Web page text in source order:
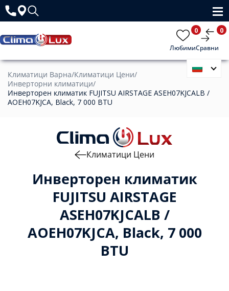
Любими
0
Сравни
0
Климатици Варна/Климатици Цени/
Инверторни климатици/
Инверторен климатик FUJITSU AIRSTAGE ASEH07KJCALB /
AOEH07KJCA, Black, 7 000 BTU
Инверторен климатик
FUJITSU AIRSTAGE
ASEH07KJCALB /
AOEH07KJCA, Black, 7 000
BTU
Климатици Цени